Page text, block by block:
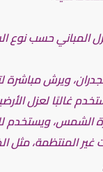
المباني حسب نوع
ويرش
غالبًا لعزل
الشمس، ويستخدم
المنتظمة، مثل